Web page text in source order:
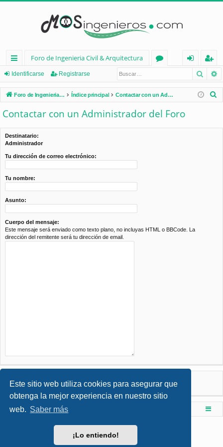
Este sitio web utiliza cookies para asegurar que
obtenga la mejor experiencia en nuestro sitio
web. Saber más
¡Lo entiendo!
nl
ac
es
rá
pi
Foro de Ingenieria Civil & Arquitectura
os
nt
ifi
eg
ist
ra
Identificarse Registrarse
Foro de Ingenieria Civil & Arquitectura Índice principal Contactar con un Administrador del Foro
c
Contactar con un Administrador del Foro
Destinatario:
Administrador
Tu dirección de correo electrónico:
Tu nombre:
Asunto:
Cuerpo del mensaje:
Este mensaje será enviado como texto plano, no incluyas HTML o BBCode. La
dirección del remitente será tu dirección de email.
Foro de Ingenieria Civil & Arquitectura
Desarrollado porphpBB® Forum Software © phpBB Limited
Style porArty- phpBB 3.3 por MrGaby
phpBB España